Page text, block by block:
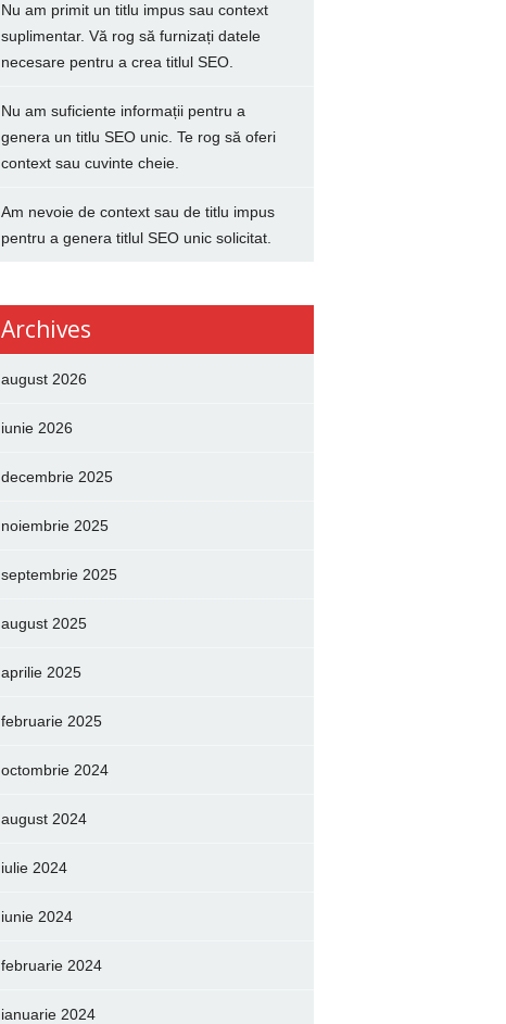
Nu am primit un titlu impus sau context
suplimentar. Vă rog să furnizați datele
necesare pentru a crea titlul SEO.
Nu am suficiente informații pentru a
genera un titlu SEO unic. Te rog să oferi
context sau cuvinte cheie.
Am nevoie de context sau de titlu impus
pentru a genera titlul SEO unic solicitat.
Archives
august 2026
iunie 2026
decembrie 2025
noiembrie 2025
septembrie 2025
august 2025
aprilie 2025
februarie 2025
octombrie 2024
august 2024
iulie 2024
iunie 2024
februarie 2024
ianuarie 2024